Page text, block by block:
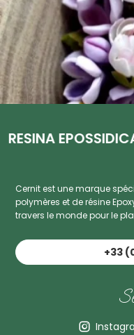
EPOSSIDICA
Cernit est une marque
polymères et de résine
travers le monde pour le
+33